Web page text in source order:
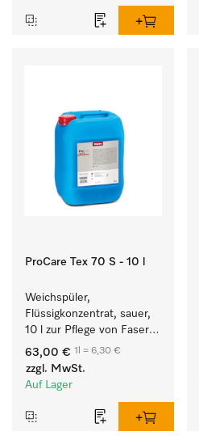
Trockner.
ProCare Tex 70 S - 10 l
Weichspüler,
Flüssigkonzentrat, sauer,
10 l zur Pflege von Fasern
für eine langfristige
Geschmeidigkeit der
Textilien.
63,00 € 1l = 6,30 €
zzgl. MwSt.
Auf Lager